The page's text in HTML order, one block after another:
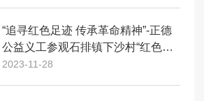
“追寻红色足迹 传承革命精神”-正德
公益义工参观石排镇下沙村“红色印
象”暨爱国主义教育系列活动
2023-11-28